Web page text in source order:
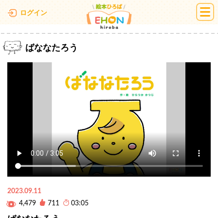
ログイン 絵本ひろば
ばななたろう
2023.09.11
4,479
711 03:05